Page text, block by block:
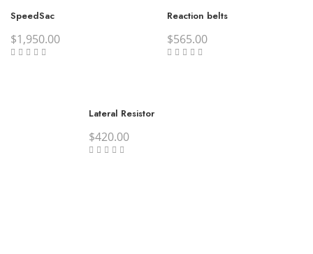
SpeedSac
$1,950.00
Reaction belts
$565.00
Lateral Resistor
$420.00